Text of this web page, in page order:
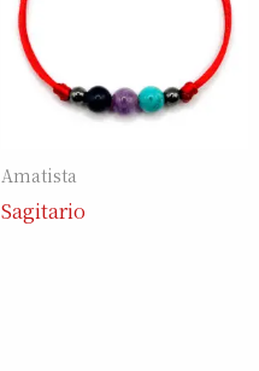
Amatista
Sagitario